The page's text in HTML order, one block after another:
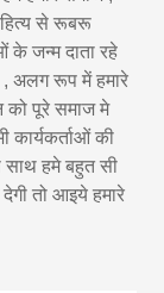
से रूबरू
के जन्म दाता रहे
, अलग रूप में हमारे
को पूरे समाज मे
की
हमे बहुत सी
तो आइये हमारे